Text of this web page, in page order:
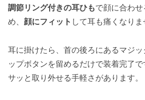
調節リング付きの耳ひもで顔に合わ
め、 顔にフィット して耳も痛くなりま
耳に掛けたら、首の後ろにあるマジ
ップボタンを留めるだけで装着完了で
サッと取り外せる手軽さがあります。